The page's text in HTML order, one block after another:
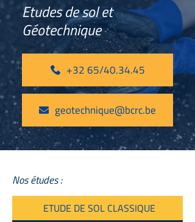
Etudes de sol et
Géotechnique
+32 65/40.34.45
geotechnique@bcrc.be
Nos études :
ETUDE DE SOL CLASSIQUE